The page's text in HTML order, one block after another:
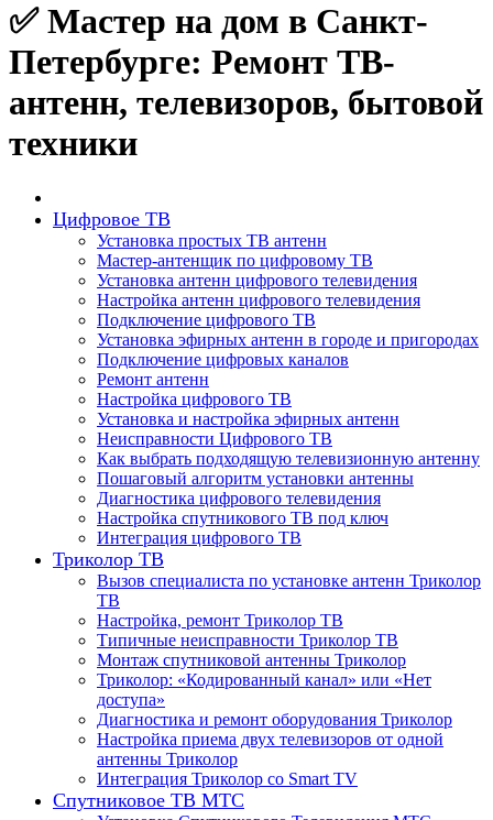
✅ Мастер на дом в Санкт-
Петербурге: Ремонт ТВ-
антенн, телевизоров, бытовой
техники
Цифровое ТВ
Установка простых ТВ антенн
Мастер-антенщик по цифровому ТВ
Установка антенн цифрового телевидения
Настройка антенн цифрового телевидения
Подключение цифрового ТВ
Установка эфирных антенн в городе и пригородах
Подключение цифровых каналов
Ремонт антенн
Настройка цифрового ТВ
Установка и настройка эфирных антенн
Неисправности Цифрового ТВ
Как выбрать подходящую телевизионную антенну
Пошаговый алгоритм установки антенны
Диагностика цифрового телевидения
Настройка спутникового ТВ под ключ
Интеграция цифрового ТВ
Триколор ТВ
Вызов специалиста по установке антенн Триколор
ТВ
Настройка, ремонт Триколор ТВ
Типичные неисправности Триколор ТВ
Монтаж спутниковой антенны Триколор
Триколор: «Кодированный канал» или «Нет
доступа»
Диагностика и ремонт оборудования Триколор
Настройка приема двух телевизоров от одной
антенны Триколор
Интеграция Триколор со Smart TV
Спутниковое ТВ МТС